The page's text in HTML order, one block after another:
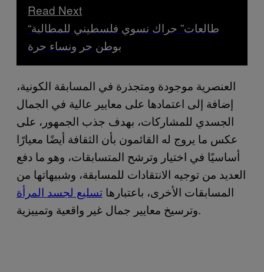
Read Next
“طالعات” حراك نسوي فلسطيني للمطالبة
بوطن حر ونساء حرة
العنصرية موجودة ومتجذرة في المسابقة الكونية،
إضافة إلى اعتمادها على معايير عالية في الجمال
الجسدي للمشاركات، بهدف جذب الجمهور، على
عكس ما يروج له القائمون بأن الثقافة أيضًا معيارًا
أساسيًا في اختيار وترشح المتسابقات، وهو ما دفع
العديد من توجيه الانتقادات للمسابقة، وشبيهاتها من
المسابقات الأخرى، باعتبارها تسليع لجسد المرأة
وترسيخ معايير جمال غير واقعية وتمييزية.